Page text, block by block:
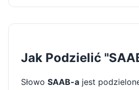
Jak Podzielić
Słowo SAAB-a jest